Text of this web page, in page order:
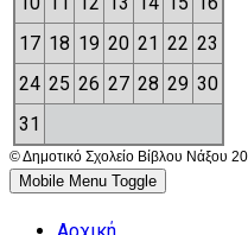
17 18 19 20 21 22 23
24 25 26 27 28 29 30
31
© Δημοτικό Σχολείο Βίβλου Νάξου
Mobile Menu Toggle